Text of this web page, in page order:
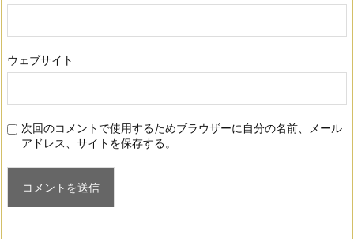
ウェブサイト
次回のコメントで使用するためブラウザーに自分の名前、メール
アドレス、サイトを保存する。